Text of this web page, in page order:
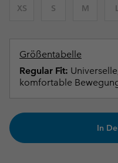
XS S M
Größentabelle
Regular Fit:
komfortable
In